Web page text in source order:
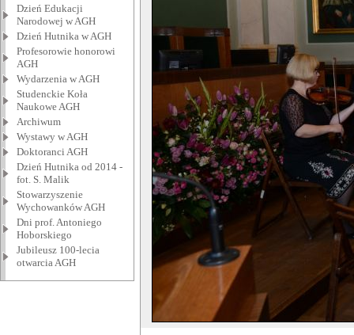
Dzień Edukacji
Narodowej w AGH
Dzień Hutnika w AGH
Profesorowie honorowi
AGH
Wydarzenia w AGH
Studenckie Koła
Naukowe AGH
Archiwum
Wystawy w AGH
Doktoranci AGH
Dzień Hutnika od 2014 -
fot. S. Malik
Stowarzyszenie
Wychowanków AGH
Dni prof. Antoniego
Hoborskiego
Jubileusz 100-lecia
otwarcia AGH